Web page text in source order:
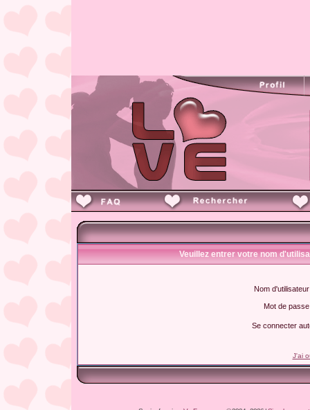
Veuillez entrer votre nom
Nom
Mot de
Se connecter
J'ai